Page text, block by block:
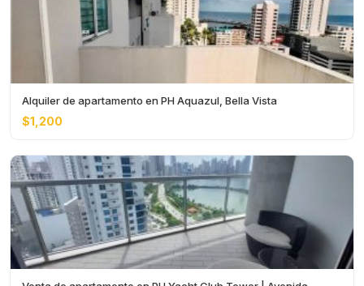
Alquiler de apartamento en PH Aquazul, Bella Vista
$1,200